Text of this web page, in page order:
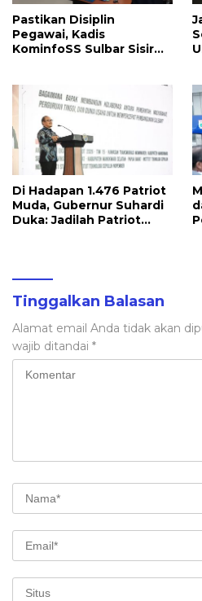
Pastikan Disiplin
Pegawai, Kadis
KominfoSS Sulbar Sisir
Di Hadapan 1.476 Patriot
Muda, Gubernur Suhardi
Duka: Jadilah Patriot
Tinggalkan Balasan
Alamat email Anda tidak akan
wajib ditandai *